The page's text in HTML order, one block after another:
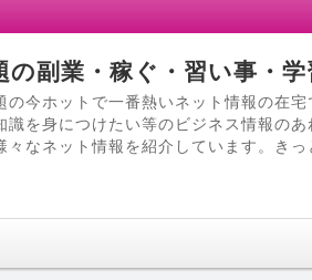
副業・稼ぐ・習い事・
の今ホットで一番熱いネット情報の在
識を身につけたい等のビジネス情報の
なネット情報を紹介しています。き